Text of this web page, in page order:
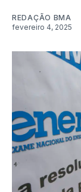
REDAÇÃO BMA
fevereiro 4, 2025